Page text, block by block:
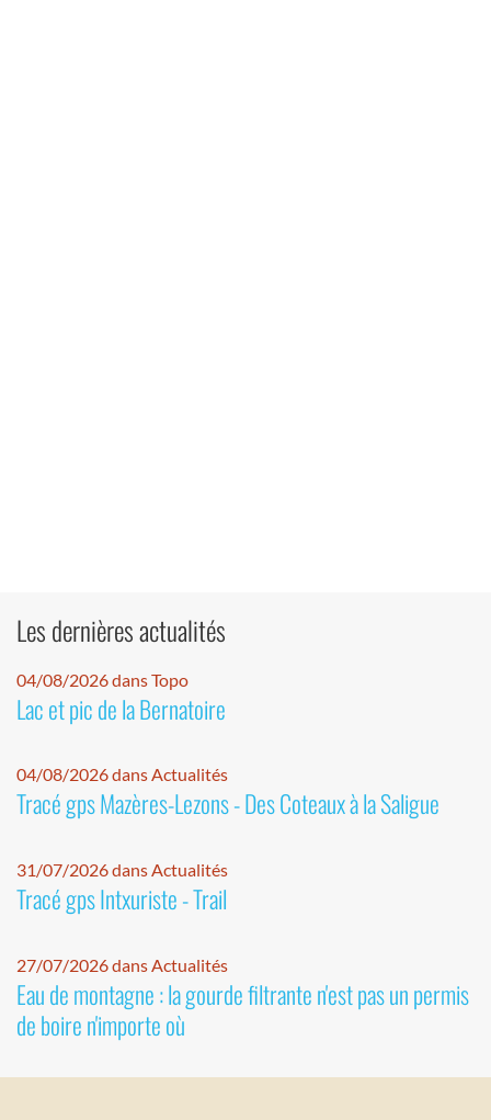
Les dernières actualités
04/08/2026 dans Topo
Lac et pic de la Bernatoire
04/08/2026 dans Actualités
Tracé gps Mazères-Lezons - Des Coteaux à la Saligue
31/07/2026 dans Actualités
Tracé gps Intxuriste - Trail
27/07/2026 dans Actualités
Eau de montagne : la gourde filtrante n'est pas un permis
de boire n'importe où